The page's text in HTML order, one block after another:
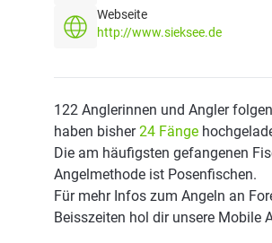
Webseite
http://www.sieksee.de
122 Anglerinnen und Angler
haben bisher24 Fänge
Die am häufigsten gefangenen
Angelmethode ist Posenfischen.
Für mehr Infos zum Angeln an
Beisszeiten hol dir unsere Mobile